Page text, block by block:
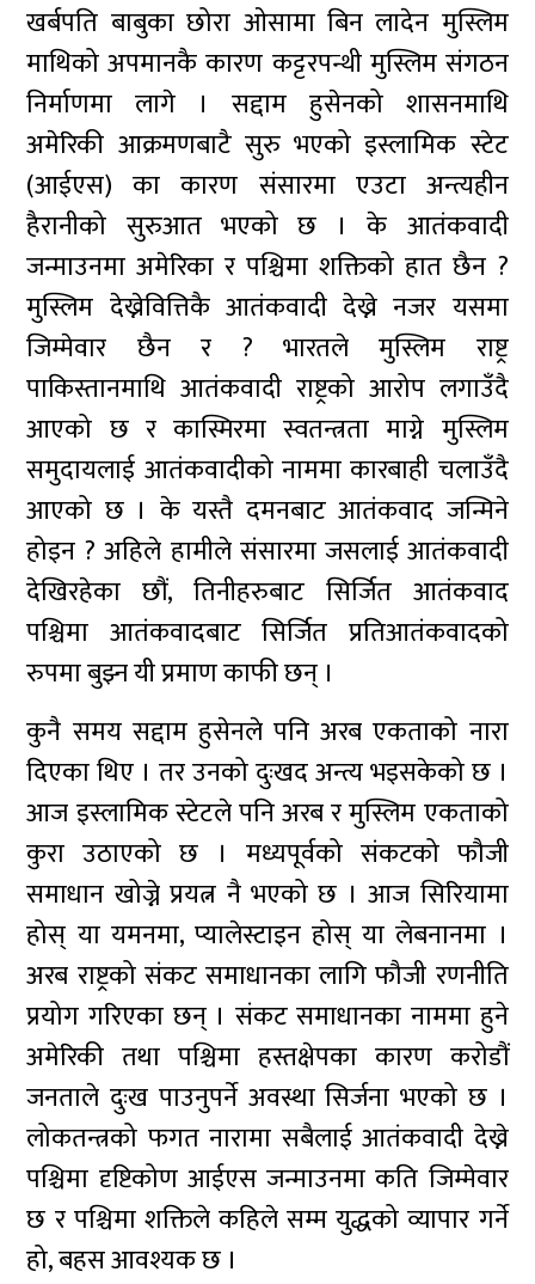
खर्बपति बाबुका छोरा ओसामा बिन लादेन मुस्लिम
माथिको अपमानकै कारण कट्टरपन्थी मुस्लिम संगठन
निर्माणमा लागे । सद्दाम हुसेनको शासनमाथि
अमेरिकी आक्रमणबाटै सुरु भएको इस्लामिक स्टेट
(आईएस) का कारण संसारमा एउटा अन्त्यहीन
हैरानीको सुरुआत भएको छ । के आतंकवादी
जन्माउनमा अमेरिका र पश्चिमा शक्तिको हात छैन ?
मुस्लिम देख्नेवित्तिकै आतंकवादी देख्ने नजर यसमा
जिम्मेवार छैन र ? भारतले मुस्लिम राष्ट्र
पाकिस्तानमाथि आतंकवादी राष्ट्रको आरोप लगाउँदै
आएको छ र कास्मिरमा स्वतन्त्रता माग्ने मुस्लिम
समुदायलाई आतंकवादीको नाममा कारबाही चलाउँदै
आएको छ । के यस्तै दमनबाट आतंकवाद जन्मिने
होइन ? अहिले हामीले संसारमा जसलाई आतंकवादी
देखिरहेका छौं, तिनीहरुबाट सिर्जित आतंकवाद
पश्चिमा आतंकवादबाट सिर्जित प्रतिआतंकवादको
रुपमा बुझ्न यी प्रमाण काफी छन् ।
कुनै समय सद्दाम हुसेनले पनि अरब एकताको नारा
दिएका थिए । तर उनको दुःखद अन्त्य भइसकेको छ ।
आज इस्लामिक स्टेटले पनि अरब र मुस्लिम एकताको
कुरा उठाएको छ । मध्यपूर्वको संकटको फौजी
समाधान खोज्ने प्रयत्न नै भएको छ । आज सिरियामा
होस् या यमनमा, प्यालेस्टाइन होस् या लेबनानमा ।
अरब राष्ट्रको संकट समाधानका लागि फौजी रणनीति
प्रयोग गरिएका छन् । संकट समाधानका नाममा हुने
अमेरिकी तथा पश्चिमा हस्तक्षेपका कारण करोडौं
जनताले दुःख पाउनुपर्ने अवस्था सिर्जना भएको छ ।
लोकतन्त्रको फगत नारामा सबैलाई आतंकवादी देख्ने
पश्चिमा दृष्टिकोण आईएस जन्माउनमा कति जिम्मेवार
छ र पश्चिमा शक्तिले कहिले सम्म युद्धको व्यापार गर्ने
हो, बहस आवश्यक छ ।